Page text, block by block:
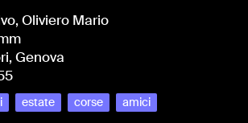
Oliviero Mario
Genova
estate corse amici